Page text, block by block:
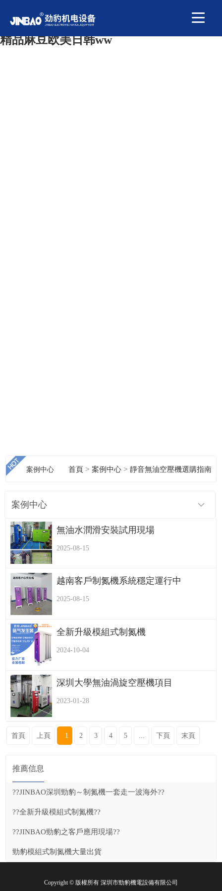
区三区中文字幕 ,午夜时刻免费入口,国产
精品麻豆欧美日韩ww
案例中心 首頁 >案例中心 >靜音無油空壓機選購指南
案例中心
無油水潤滑安裝試用現場
2025-08-15
越南客戶制氮機系統穩定運行中
2025-08-15
全新升級模組式制氮機
2024-10-04
深圳大學無油渦旋空壓機項目
2023-01-28
首頁 上頁 1 2 3 4 5 下頁 末頁
推薦信息
??JINBAO深圳勁豹～制氮機一套走一波海外??
??全新升級模組式制氮機??
??JINBAO勁豹之客戶應用現場??
勁豹模組式制氮機大量出貨
Copyright © 版權所有 深圳市勁豹機電設備有限公司